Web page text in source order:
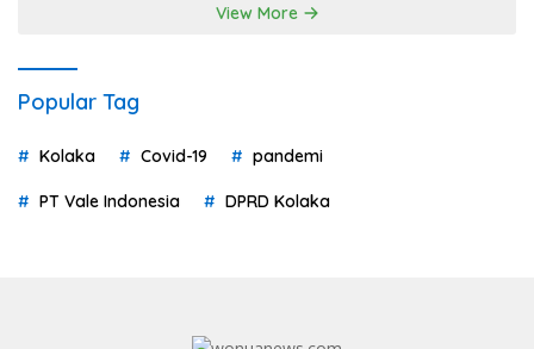
View More
Popular Tag
Kolaka Covid-19 pandemi
PT Vale Indonesia DPRD Kolaka